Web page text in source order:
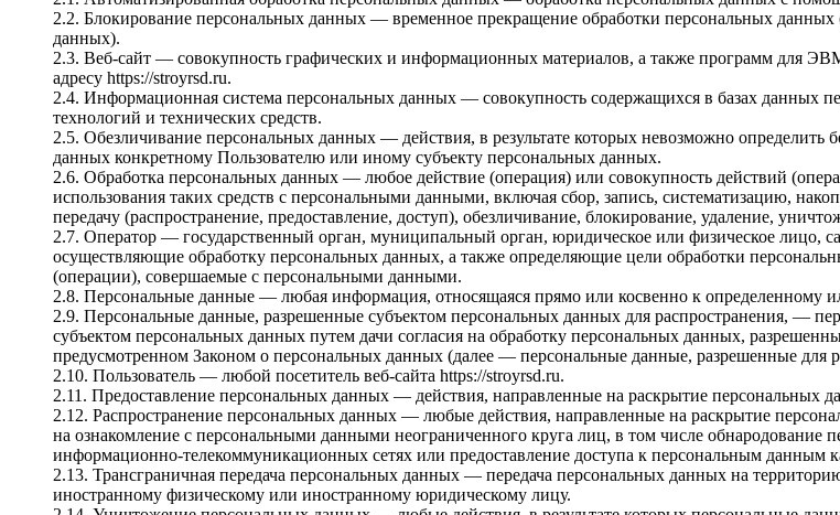
2.2. Блокирование персональных данных — временное прекращение обработки персональных данных
данных).
2.3. Веб-сайт — совокупность графических и информационных материалов, а также программ для
адресу https://stroyrsd.ru.
2.4. Информационная система персональных данных — совокупность содержащихся в базах
технологий и технических средств.
2.5. Обезличивание персональных данных — действия, в результате которых невозможно
данных конкретному Пользователю или иному субъекту персональных данных.
2.6. Обработка персональных данных — любое действие (операция) или совокупность действий
использования таких средств с персональными данными, включая сбор, запись, систематизацию,
передачу (распространение, предоставление, доступ), обезличивание, блокирование, удаление,
2.7. Оператор — государственный орган, муниципальный орган, юридическое или физическое лицо,
осуществляющие обработку персональных данных, а также определяющие цели обработки
(операции), совершаемые с персональными данными.
2.8. Персональные данные — любая информация, относящаяся прямо или косвенно к определенному
2.9. Персональные данные, разрешенные субъектом персональных данных для распространения, —
субъектом персональных данных путем дачи согласия на обработку персональных данных,
предусмотренном Законом о персональных данных (далее — персональные данные, разрешенные для
2.10. Пользователь — любой посетитель веб-сайта https://stroyrsd.ru.
2.11. Предоставление персональных данных — действия, направленные на раскрытие персональных
2.12. Распространение персональных данных — любые действия, направленные на раскрытие
на ознакомление с персональными данными неограниченного круга лиц, в том числе
информационно-телекоммуникационных сетях или предоставление доступа к персональным данным
2.13. Трансграничная передача персональных данных — передача персональных данных на
иностранному физическому или иностранному юридическому лицу.